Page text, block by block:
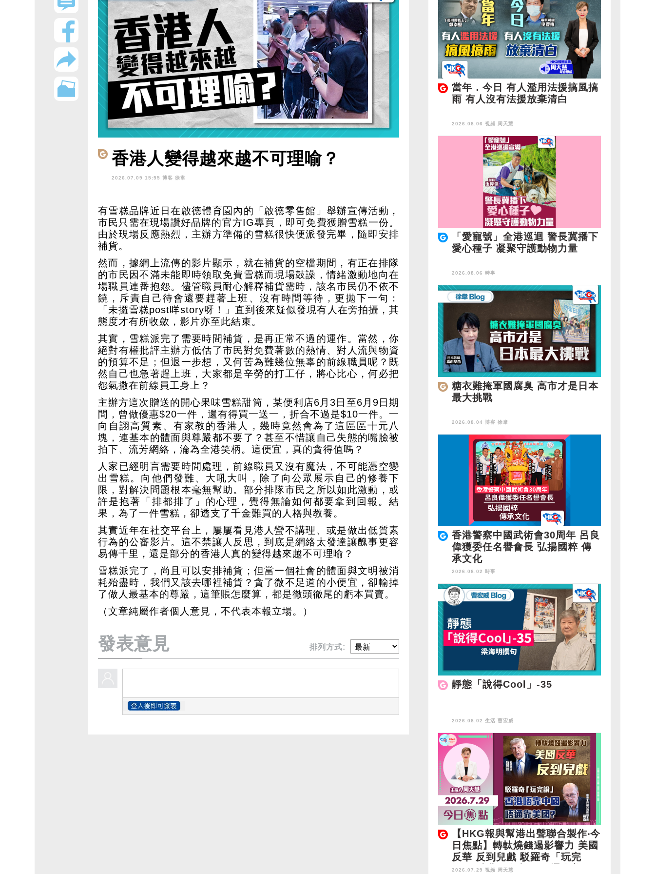
香港人變得越來越不可理喻？
2026.07.09 15:55 博客 徐韋
有雪糕品牌近日在啟德體育園內的「啟德零售館」舉辦宣傳活動，
市民只需在現場讚好品牌的官方IG專頁，即可免費獲贈雪糕一份。
由於現場反應熱烈，主辦方準備的雪糕很快便派發完畢，隨即安排
補貨。
然而，據網上流傳的影片顯示，就在補貨的空檔期間，有正在排隊
的市民因不滿未能即時領取免費雪糕而現場鼓譟，情緒激動地向在
場職員連番抱怨。儘管職員耐心解釋補貨需時，該名市民仍不依不
饒，斥責自己待會還要趕著上班、沒有時間等待，更拋下一句：
「未攞雪糕post咩story呀！」直到後來疑似發現有人在旁拍攝，其
態度才有所收斂，影片亦至此結束。
其實，雪糕派完了需要時間補貨，是再正常不過的運作。當然，你
絕對有權批評主辦方低估了市民對免費著數的熱情、對人流與物資
的預算不足；但退一步想，又何苦為難幾位無辜的前線職員呢？既
然自己也急著趕上班，大家都是辛勞的打工仔，將心比心，何必把
怨氣撒在前線員工身上？
主辦方這次贈送的開心果味雪糕甜筒，某便利店6月3日至6月9日期
間，曾做優惠$20一件，還有得買一送一，折合不過是$10一件。一
向自詡高質素、有家教的香港人，幾時竟然會為了這區區十元八
塊，連基本的體面與尊嚴都不要了？甚至不惜讓自己失態的嘴臉被
拍下、流芳網絡，淪為全港笑柄。這便宜，真的貪得值嗎？
人家已經明言需要時間處理，前線職員又沒有魔法，不可能憑空變
出雪糕。向他們發難、大吼大叫，除了向公眾展示自己的修養下
限，對解決問題根本毫無幫助。部分排隊市民之所以如此激動，或
許是抱著「排都排了」的心理，覺得無論如何都要拿到回報。結
果，為了一件雪糕，卻透支了千金難買的人格與教養。
其實近年在社交平台上，屢屢看見港人蠻不講理、或是做出低質素
行為的公審影片。這不禁讓人反思，到底是網絡太發達讓醜事更容
易傳千里，還是部分的香港人真的變得越來越不可理喻？
雪糕派完了，尚且可以安排補貨；但當一個社會的體面與文明被消
耗殆盡時，我們又該去哪裡補貨？貪了微不足道的小便宜，卻輸掉
了做人最基本的尊嚴，這筆賬怎麼算，都是徹頭徹尾的虧本買賣。
（文章純屬作者個人意見，不代表本報立場。）
發表意見 排列方式:
當年．今日 有人濫用法援搞風搞
雨 有人沒有法援放棄清白
2026.08.06 視頻 周天慧
「愛寵號」全港巡迴 警長冀播下
愛心種子 凝聚守護動物力量
2026.08.06 時事
糖衣難掩軍國腐臭 高市才是日本
最大挑戰
2026.08.04 博客 徐韋
香港警察中國武術會30周年 呂良
偉獲委任名譽會長 弘揚國粹 傳
承文化
2026.08.02 時事
靜態「說得Cool」-35
2026.08.02 生活 曹宏威
【HKG報與幫港出聲聯合製作‧今
日焦點】轉軚燒錢遏影響力 美國
反華 反到兒戲 駁羅奇「玩完
論」 香港唔靠中國 唔通靠美
2026.07.29 視頻 周天慧